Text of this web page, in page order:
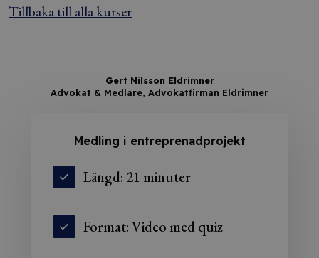
Tillbaka till alla kurser
Gert Nilsson Eldrimner
Advokat & Medlare, Advokatfirman Eldrimner
Medling i entreprenadprojekt
Längd: 21 minuter
Format: Video med quiz